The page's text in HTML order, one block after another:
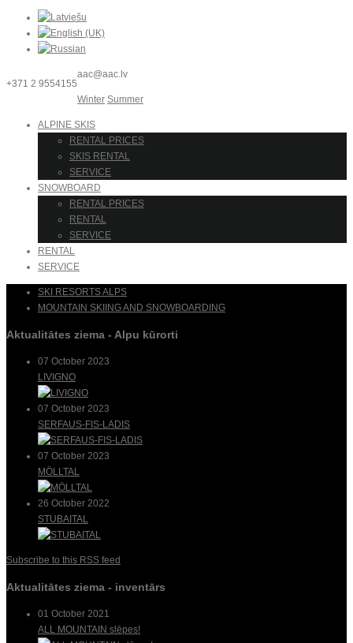
+371 2 9554155
aac@aac.lv
Winter Summer
ALPINE SKIS
RENTAL PRICES
SKIS RENTAL
SERVICE
SNOWBOARD
RENTAL PRICES
RENTAL
SERVICE
RENTAL
SERVICE
SKI RESORTS ALPS
MOUNTAIN SKIING AND SNOWBOARDING
Aktualitātes ziema - Alpu kūrorti
07 October 2023
LIVIGNO
07 October 2023
SERFAUS-FIS-LADIS
07 October 2023
MÖLLTAL
26 October 2022
STUBAITAL
Subscribe to this RSS feed
Aktualitātes ziema - inventārs
01 October 2021
ALL MOUNTAIN slēpes!